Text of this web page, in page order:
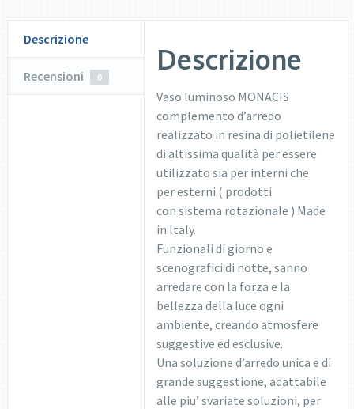
Descrizione
Recensioni 0
Descrizione
Vaso luminoso MONACIS
complemento d’arredo
realizzato in resina di polietilene
di altissima qualità per essere
utilizzato sia per interni che
per esterni ( prodotti
con sistema rotazionale ) Made
in Italy.
Funzionali di giorno e
scenografici di notte, sanno
arredare con la forza e la
bellezza della luce ogni
ambiente, creando atmosfere
suggestive ed esclusive.
Una soluzione d’arredo unica e di
grande suggestione, adattabile
alle piu’ svariate soluzioni, per